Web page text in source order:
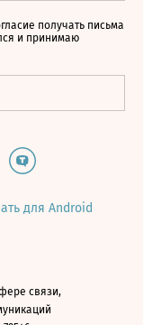
получать письма
и принимаю
для Android
связи,